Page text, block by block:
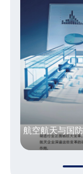
航空航天与国
pdf